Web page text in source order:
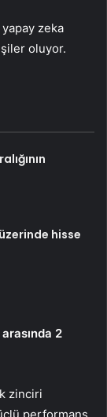
zeka
oluyor.
hisse
2
zinciri